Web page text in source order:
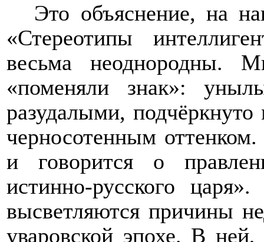
Это объяснение, на
«Стереотипы
весьма неоднородны.
«поменяли знак»:
разудалыми,
черносотенным
и говорится о
истинно-русского
высветляются причины
уваровской эпохе. В